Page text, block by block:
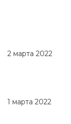
2 марта 2022
1 марта 2022